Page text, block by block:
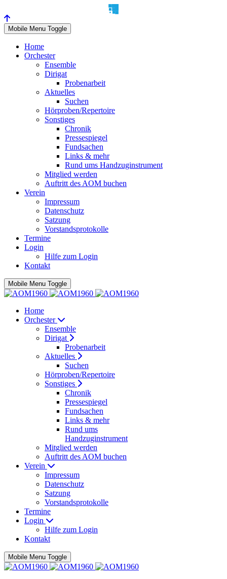
Mobile Menu Toggle
Home
Orchester
Ensemble
Dirigat
Probenarbeit
Aktuelles
Suchen
Hörproben/Repertoire
Sonstiges
Chronik
Pressespiegel
Fundsachen
Links & mehr
Rund ums Handzuginstrument
Mitglied werden
Auftritt des AOM buchen
Verein
Impressum
Datenschutz
Satzung
Vorstandsprotokolle
Termine
Login
Hilfe zum Login
Kontakt
Mobile Menu Toggle
Home
Orchester
Ensemble
Dirigat
Probenarbeit
Aktuelles
Suchen
Hörproben/Repertoire
Sonstiges
Chronik
Pressespiegel
Fundsachen
Links & mehr
Rund ums
Handzuginstrument
Mitglied werden
Auftritt des AOM buchen
Verein
Impressum
Datenschutz
Satzung
Vorstandsprotokolle
Termine
Login
Hilfe zum Login
Kontakt
Mobile Menu Toggle